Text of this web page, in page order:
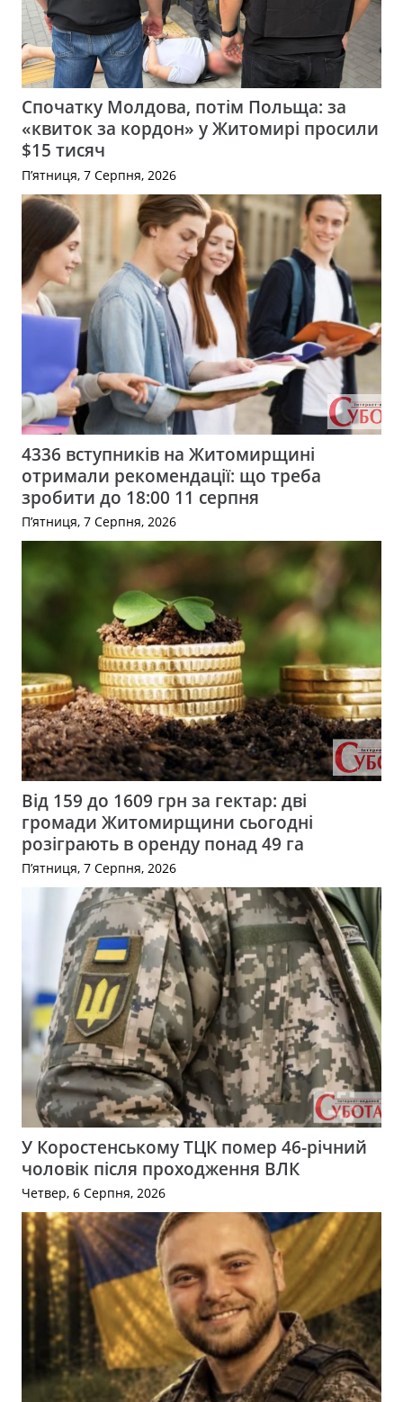
Спочатку Молдова, потім Польща: за
«квиток за кордон» у Житомирі просили
$15 тисяч
П’ятниця, 7 Серпня, 2026
4336 вступників на Житомирщині
отримали рекомендації: що треба
зробити до 18:00 11 серпня
П’ятниця, 7 Серпня, 2026
Від 159 до 1609 грн за гектар: дві
громади Житомирщини сьогодні
розіграють в оренду понад 49 га
П’ятниця, 7 Серпня, 2026
У Коростенському ТЦК помер 46-річний
чоловік після проходження ВЛК
Четвер, 6 Серпня, 2026